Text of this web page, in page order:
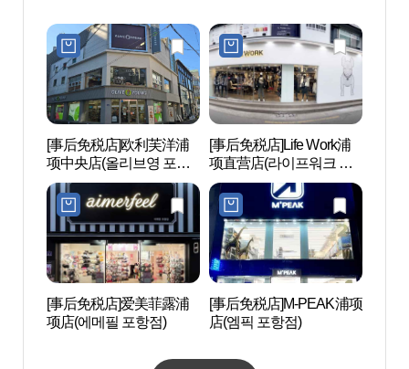
[事后免税店]欧利芙洋浦
项中央店(올리브영 포항
중앙점)
[事后免税店]Life Work浦
项直营店(라이프워크 포
항직영점)
[事后免税店]爱美菲露浦
项店(에메필 포항점)
[事后免税店]M-PEAK浦项
店(엠픽 포항점)